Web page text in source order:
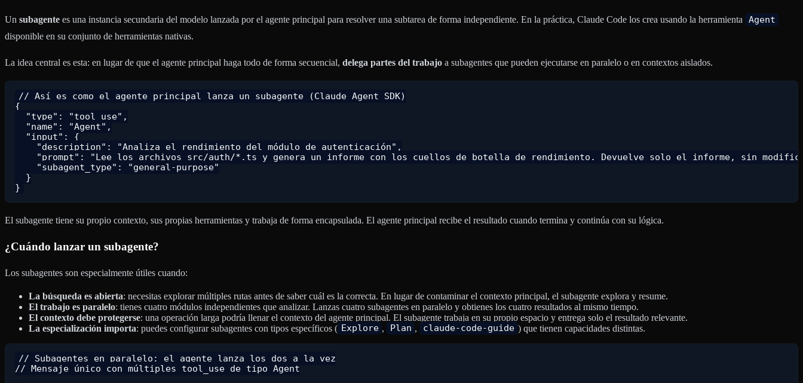
Un subagente es una instancia secundaria del modelo lanzada por el agente principal para resolver una subtarea de forma independiente. En la práctica, Claude Code los crea usando la herramienta
Agent
disponible en su conjunto de herramientas nativas.
La idea central es esta: en lugar de que el agente principal haga todo de forma secuencial, delega partes del trabajo a subagentes que pueden ejecutarse en paralelo o en contextos aislados.
// Así es como el agente principal lanza un subagente (Claude Agent SDK)
{
  "type": "tool_use",
  "name": "Agent",
  "input": {
    "description": "Analiza el rendimiento del módulo de autenticación",
"prompt": "Lee los archivos src/auth/*.ts y genera un informe con los cuellos de botella de rendimiento. Devuelve solo el informe, sin
    "subagent_type": "general-purpose"
  }
El subagente tiene su propio contexto, sus propias herramientas y trabaja de forma encapsulada. El agente principal recibe el resultado cuando termina y continúa con su lógica.
¿Cuándo lanzar un subagente?
Los subagentes son especialmente útiles cuando:
La búsqueda es abierta: necesitas explorar múltiples rutas antes de saber cuál es la correcta. En lugar de contaminar el contexto principal, el subagente explora y resume.
El trabajo es paralelo: tienes cuatro módulos independientes que analizar. Lanzas cuatro subagentes en paralelo y obtienes los cuatro resultados al mismo tiempo.
El contexto debe protegerse: una operación larga podría llenar el contexto del agente principal. El subagente trabaja en su propio espacio y entrega solo el resultado relevante.
La especialización importa: puedes configurar subagentes con tipos específicos ( Explore , Plan , claude-code-guide ) que tienen capacidades distintas.
// Subagentes en paralelo: el agente lanza los dos a la vez
// Mensaje único con múltiples tool_use de tipo Agent